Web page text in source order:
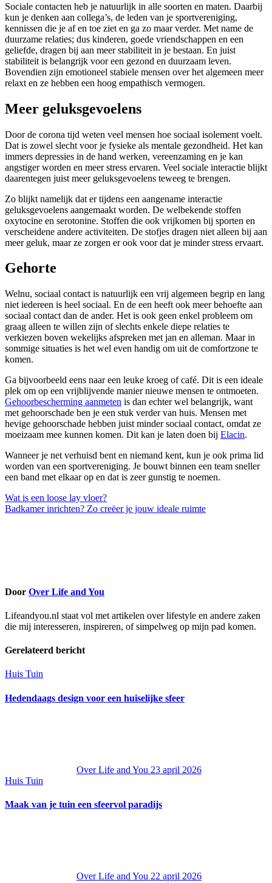
Sociale contacten heb je natuurlijk in alle soorten en maten. Daarbij
kun je denken aan collega’s, de leden van je sportvereniging,
kennissen die je af en toe ziet en ga zo maar verder. Met name de
duurzame relaties; dus kinderen, goede vriendschappen en een
geliefde, dragen bij aan meer stabiliteit in je bestaan. En juist
stabiliteit is belangrijk voor een gezond en duurzaam leven.
Bovendien zijn emotioneel stabiele mensen over het algemeen meer
relaxt en ze hebben een hoog empathisch vermogen.
Meer geluksgevoelens
Door de corona tijd weten veel mensen hoe sociaal isolement voelt.
Dat is zowel slecht voor je fysieke als mentale gezondheid. Het kan
immers depressies in de hand werken, vereenzaming en je kan
angstiger worden en meer stress ervaren. Veel sociale interactie blijkt
daarentegen juist meer geluksgevoelens teweeg te brengen.
Zo blijkt namelijk dat er tijdens een aangename interactie
geluksgevoelens aangemaakt worden. De welbekende stoffen
oxytocine en serotonine. Stoffen die ook vrijkomen bij sporten en
verscheidene andere activiteiten. De stofjes dragen niet alleen bij aan
meer geluk, maar ze zorgen er ook voor dat je minder stress ervaart.
Gehorte
Welnu, sociaal contact is natuurlijk een vrij algemeen begrip en lang
niet iedereen is heel sociaal. En de een heeft ook meer behoefte aan
sociaal contact dan de ander. Het is ook geen enkel probleem om
graag alleen te willen zijn of slechts enkele diepe relaties te
verkiezen boven wekelijks afspreken met jan en alleman. Maar in
sommige situaties is het wel even handig om uit de comfortzone te
komen.
Ga bijvoorbeeld eens naar een leuke kroeg of café. Dit is een ideale
plek om op een vrijblijvende manier nieuwe mensen te ontmoeten.
Gehoorbescherming aanmeten is dan echter wel belangrijk, want
met gehoorschade ben je een stuk verder van huis. Mensen met
hevige gehoorschade hebben juist minder sociaal contact, omdat ze
moeizaam mee kunnen komen. Dit kan je laten doen bij Elacin.
Wanneer je net verhuisd bent en niemand kent, kun je ook prima lid
worden van een sportvereniging. Je bouwt binnen een team sneller
een band met elkaar op en dat is zeer gunstig te noemen.
Bericht
navigatie
Wat is een loose lay vloer?
Badkamer inrichten? Zo creëer je jouw ideale ruimte
Door Over Life and You
Lifeandyou.nl staat vol met artikelen over lifestyle en andere zaken
die mij interesseren, inspireren, of simpelweg op mijn pad komen.
Gerelateerd bericht
Huis Tuin
Hedendaags design voor een huiselijke sfeer
Over Life and You 23 april 2026
Huis Tuin
Maak van je tuin een sfeervol paradijs
Over Life and You 22 april 2026